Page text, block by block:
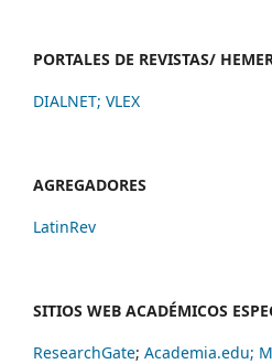
PORTALES DE REVISTAS/
DIALNET; VLEX
AGREGADORES
LatinRev
SITIOS WEB ACADÉMICOS
ResearchGate; Academia.edu;